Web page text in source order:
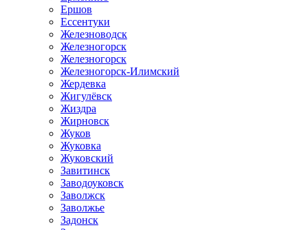
Ершов
Ессентуки
Железноводск
Железногорск
Железногорск
Железногорск-Илимский
Жердевка
Жигулёвск
Жиздра
Жирновск
Жуков
Жуковка
Жуковский
Завитинск
Заводоуковск
Заволжск
Заволжье
Задонск